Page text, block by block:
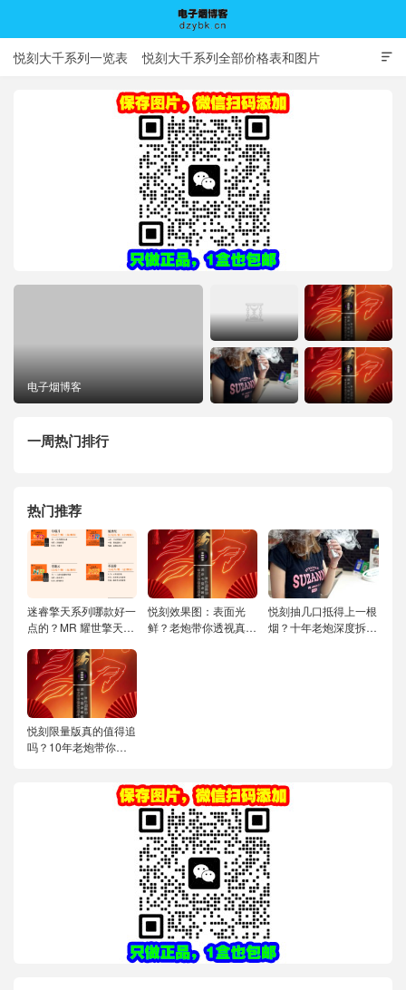
电子烟博客

悦刻大千系列一览表 悦刻大千系列全部价格表和图片
电子烟博客
一周热门排行
热门推荐
迷睿擎天系列哪款好一
点的？MR 耀世擎天弹
测与选购指南
悦刻效果图：表面光
鲜？老炮带你透视真实
悦刻抽几口抵得上一根
烟？十年老炮深度拆
悦刻限量版真的值得追
吗？10年老炮带你扒